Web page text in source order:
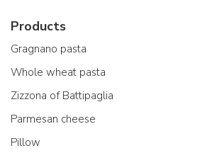
Products
Gragnano pasta
Whole wheat pasta
Zizzona of Battipaglia
Parmesan cheese
Pillow